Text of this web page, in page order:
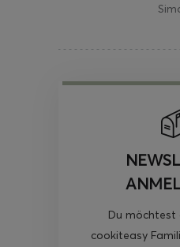
Du möchtest
cookiteasy